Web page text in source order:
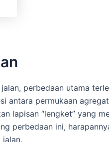
perbedaan utama
antara permukaan
lapisan “lengket” yang
perbedaan ini,